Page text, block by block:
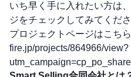
いち早く手に入れたい方は
ジをチェックしてみてくださ
プロジェクトページはこち
fire.jp/projects/864966/view?